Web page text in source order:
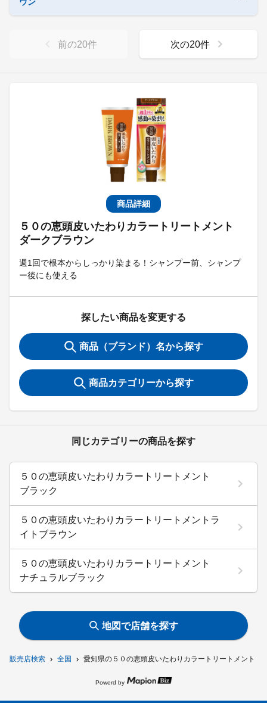
販売店検索 全国 愛知県の５０の恵頭皮いたわりカラートリートメント
商品詳細
５０の恵頭皮いたわりカラートリートメント
ダークブラウン
週1回で根本からしっかり染まる！シャンプー前、シャンプ
ー後にも使える
探したい商品を変更する
商品（ブランド）名から探す
商品カテゴリーから探す
同じカテゴリーの商品を探す
５０の恵頭皮いたわりカラートリートメント
ブラック
５０の恵頭皮いたわりカラートリートメントラ
イトブラウン
５０の恵頭皮いたわりカラートリートメント
ナチュラルブラック
前の20件 次の20件
地図で店舗を探す
Powerd by